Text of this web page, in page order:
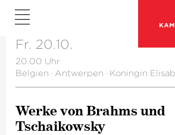
Fr. 20.10.
20.00 Uhr
Belgien · Antwerpen · Koningin
Werke von Brahms und
Tschaikowsky